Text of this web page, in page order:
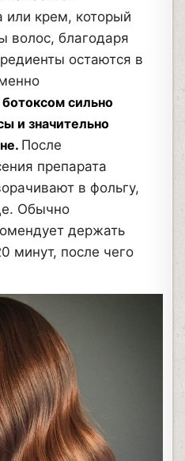
или крем, который
волос, благодаря
остаются в
сильно
и значительно
После
препарата
в фольгу,
Обычно
держать
минут, после чего